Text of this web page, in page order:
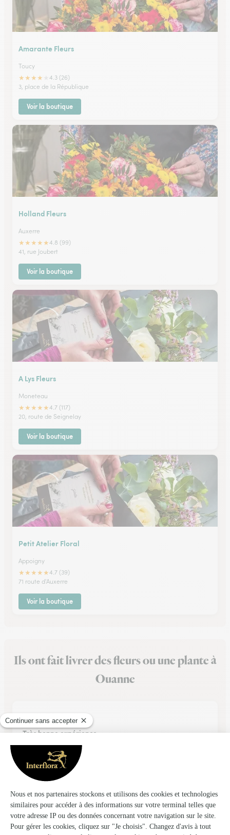
Amarante Fleurs
Toucy
★★★★
4.3 (26)
3, place de la République
Voir la boutique
Holland Fleurs
Auxerre
★★★★★4.8 (99)
41, rue Joubert
Voir la boutique
A Lys Fleurs
Moneteau
★★★★★4.7 (117)
20, route de Seignelay
Voir la boutique
Petit Atelier Floral
Appoigny
★★★★★4.7 (39)
71 route d'Auxerre
Voir la boutique
Ils ont fait livrer des fleurs ou une plante à
Ouanne
★ ★ ★ ★ ★
Très bonne expérience
Achat en ligne rapide et modification de la commande facile.
Quant à la livraison, super, commande bien emballée et
livreur très sympathique. Le seul petit hic serait la plage
horaire très très large (8h-20h), difficile d'être sûr que la
01/06/2026